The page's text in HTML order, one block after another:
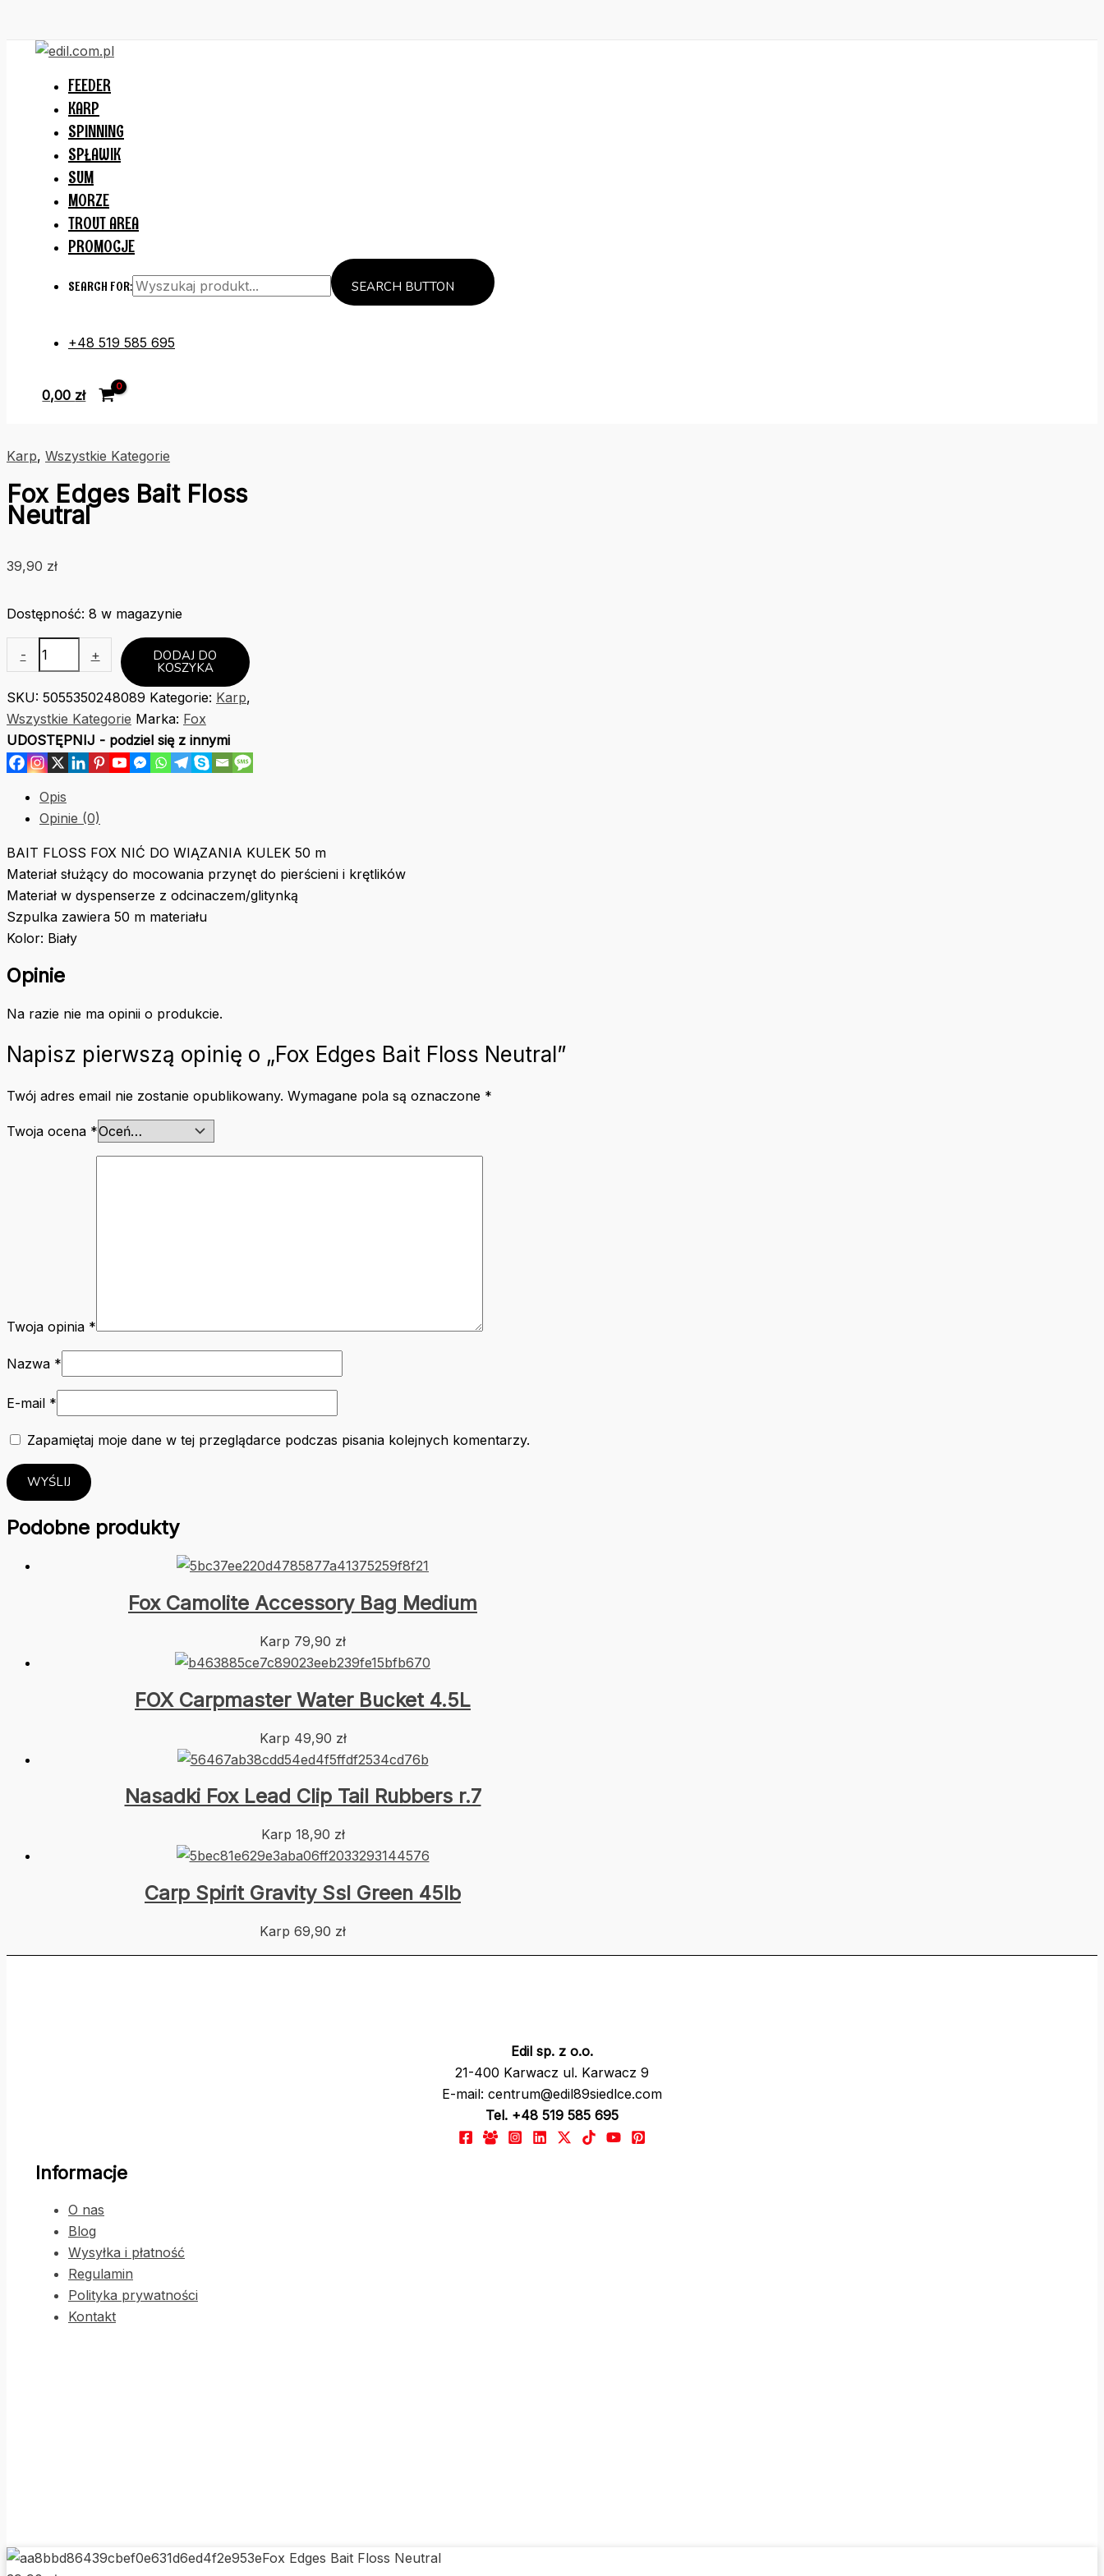
FEEDER
KARP
SPINNING
SPŁAWIK
SUM
MORZE
TROUT AREA
PROMOCJE
SEARCH FOR: SEARCH BUTTON
+48 519 585 695
0,00 zł
Karp, Wszystkie Kategorie
Fox Edges Bait Floss
Neutral
39,90 zł
Dostępność: 8 w magazynie
-
Fox
Edges
Bait
Floss
Neutral
+ DODAJ DO
KOSZYKA
SKU: 5055350248089 Kategorie: Karp,
Wszystkie Kategorie Marka: Fox
UDOSTĘPNIJ - podziel się z innymi
Opis
Opinie (0)
BAIT FLOSS FOX NIĆ DO WIĄZANIA KULEK 50 m
Materiał służący do mocowania przynęt do pierścieni i krętlików
Materiał w dyspenserze z odcinaczem/glitynką
Szpulka zawiera 50 m materiału
Kolor: Biały
Opinie
Na razie nie ma opinii o produkcie.
Napisz pierwszą opinię o „Fox Edges Bait Floss Neutral”
Twój adres email nie zostanie opublikowany. Wymagane pola są oznaczone *
Twoja ocena *
Twoja opinia *
Nazwa *
E-mail *
Zapamiętaj moje dane w tej przeglądarce podczas pisania kolejnych komentarzy.
Podobne produkty
Fox Camolite Accessory Bag Medium
Karp 79,90 zł
FOX Carpmaster Water Bucket 4.5L
Karp 49,90 zł
Nasadki Fox Lead Clip Tail Rubbers r.7
Karp 18,90 zł
Carp Spirit Gravity Ssl Green 45lb
Karp 69,90 zł
Edil sp. z o.o.
21-400 Karwacz ul. Karwacz 9
E-mail: centrum@edil89siedlce.com
Tel. +48 519 585 695
Informacje
O nas
Blog
Wysyłka i płatność
Regulamin
Polityka prywatności
Kontakt
Fox Edges Bait Floss Neutral